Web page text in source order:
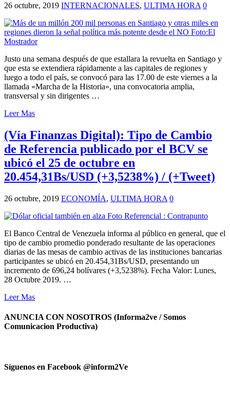
26 octubre, 2019 INTERNACIONALES, ULTIMA HORA 0
Justo una semana después de que estallara la revuelta en Santiago y
que esta se extendiera rápidamente a las capitales de regiones y
luego a todo el país, se convocó para las 17.00 de este viernes a la
llamada «Marcha de la Historia», una convocatoria amplia,
transversal y sin dirigentes …
Leer Mas
(Vía Finanzas Digital): Tipo de Cambio
de Referencia publicado por el BCV se
ubicó el 25 de octubre en
20.454,31Bs/USD (+3,5238%) / (+Tweet)
26 octubre, 2019 ECONOMÍA, ULTIMA HORA 0
El Banco Central de Venezuela informa al público en general, que el
tipo de cambio promedio ponderado resultante de las operaciones
diarias de las mesas de cambio activas de las instituciones bancarias
participantes se ubicó en 20.454,31Bs/USD, presentando un
incremento de 696,24 bolívares (+3,5238%). Fecha Valor: Lunes,
28 Octubre 2019. …
Leer Mas
ANUNCIA CON NOSOTROS (Informa2ve / Somos
Comunicacion Productiva)
Síguenos en Facebook @inform2Ve